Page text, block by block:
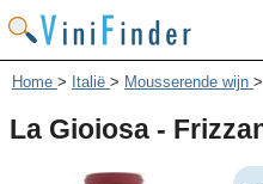
Home > Italië > Mousserende wijn >
La Gioiosa -